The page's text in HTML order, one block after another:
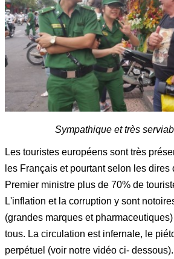
Sympathique et très
Les touristes européens sont très
les Français et pourtant selon les dires
Premier ministre plus de 70% de
L'inflation et la corruption y sont
(grandes marques et
tous. La circulation est infernale, le
perpétuel (voir notre vidéo ci-